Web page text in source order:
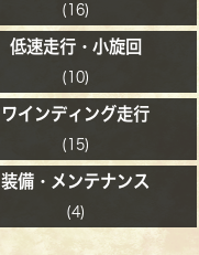
(16)
低速走行・小旋回
(10)
ワインディング走行
(15)
装備・メンテナンス
(4)